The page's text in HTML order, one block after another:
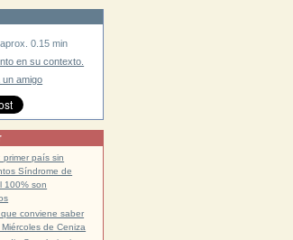
0.15 min
en su contexto.
un amigo
primer país sin
Síndrome de
100% son
conviene saber
de Ceniza